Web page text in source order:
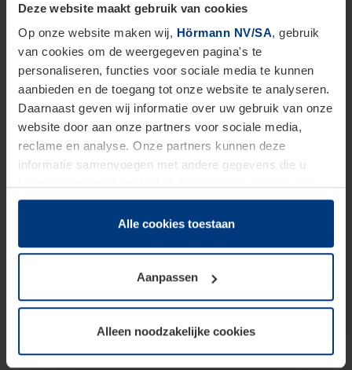
Deze website maakt gebruik van cookies
Op onze website maken wij, Hörmann NV/SA, gebruik
van cookies om de weergegeven pagina's te
personaliseren, functies voor sociale media te kunnen
aanbieden en de toegang tot onze website te analyseren.
Daarnaast geven wij informatie over uw gebruik van onze
website door aan onze partners voor sociale media,
reclame en analyse. Onze partners kunnen deze
informatie samenvoegen met andere gegevens die u
hun diensten hebben verzameld.
Juridisch hebben wij het recht om cookies op uw
van deze pagina's absoluut vereist is. Voor alle andere
soorten cookies is uw toestemming benodigd. Uw
toestemming kunt u op elk moment bij de uitleg van de
wijzigen of herroepen.
Alle cookies toestaan
Aanpassen
Alleen noodzakelijke cookies